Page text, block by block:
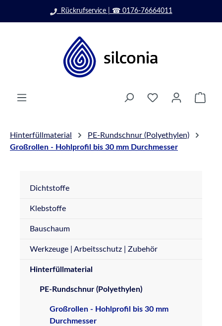
Zum Hauptinhalt springenRückrufservice | ☎ 0176-76664011
Hinterfüllmaterial
PE-Rundschnur (Polyethylen)
Großrollen - Hohlprofil bis 30 mm Durchmesser
Dichtstoffe
Klebstoffe
Bauschaum
Werkzeuge | Arbeitsschutz | Zubehör
Hinterfüllmaterial
PE-Rundschnur (Polyethylen)
Großrollen - Hohlprofil bis 30 mm
Durchmesser